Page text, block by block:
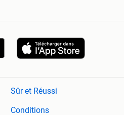
Sûr et Réussi
Conditions